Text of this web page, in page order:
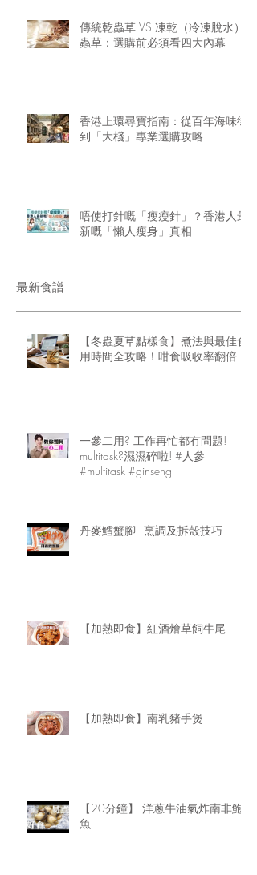
傳統乾蟲草 VS 凍乾（冷凍脫水）
蟲草：選購前必須看四大內幕
香港上環尋寶指南：從百年海味街
到「大棧」專業選購攻略
唔使打針嘅「瘦瘦針」？香港人最
新嘅「懶人瘦身」真相
最新食譜
【冬蟲夏草點樣食】煮法與最佳食
用時間全攻略！咁食吸收率翻倍
一參二用? 工作再忙都冇問題!
multitask?濕濕碎啦! #人參
#multitask #ginseng
丹麥鱈蟹腳─烹調及拆殼技巧
【加熱即食】紅酒燴草飼牛尾
【加熱即食】南乳豬手煲
【20分鐘】 洋蔥牛油氣炸南非鮑
魚